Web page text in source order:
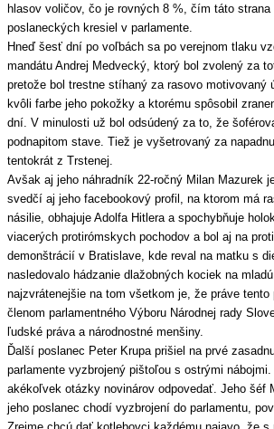
hlasov voličov, čo je rovných 8 %, čím táto strana
poslaneckých kresiel v parlamente.
Hneď šesť dní po voľbách sa po verejnom tlaku
mandátu Andrej Medvecký, ktorý bol zvolený za
pretože bol trestne stíhaný za rasovo motivovaný
kvôli farbe jeho pokožky a ktorému spôsobil
dní. V minulosti už bol odsúdený za to, že
podnapitom stave. Tiež je vyšetrovaný za
tentokrát z Trstenej.
Avšak aj jeho náhradník 22-ročný Milan Mazurek
svedčí aj jeho facebookový profil, na ktorom má
násilie, obhajuje Adolfa Hitlera a spochybňuje
viacerých protirómskych pochodov a bol aj na
demonštrácií v Bratislave, kde reval na matku s
nasledovalo hádzanie dlažobných kociek na
najzvrátenejšie na tom všetkom je, že práve tento
členom parlamentného Výboru Národnej rady
ľudské práva a národnostné menšiny.
Ďalší poslanec Peter Krupa prišiel na prvé
parlamente vyzbrojený pištoľou s ostrými
akékoľvek otázky novinárov odpovedať. Jeho šéf
jeho poslanec chodí vyzbrojení do parlamentu,